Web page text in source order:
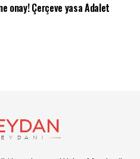
onay! Çerçeve yasa Adalet